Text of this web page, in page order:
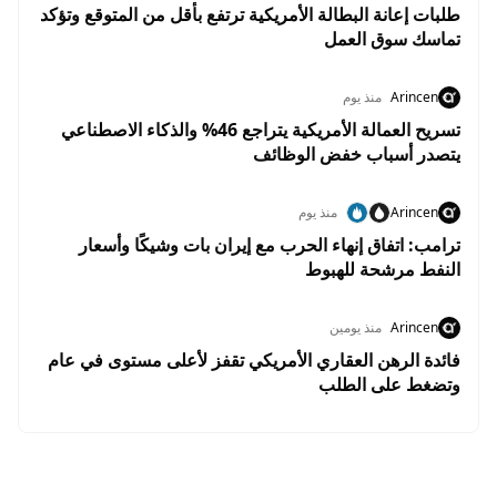
طلبات إعانة البطالة الأمريكية ترتفع بأقل من المتوقع وتؤكد
تماسك سوق العمل
Arincen منذ يوم
تسريح العمالة الأمريكية يتراجع 46% والذكاء الاصطناعي
يتصدر أسباب خفض الوظائف
Arincen منذ يوم
ترامب: اتفاق إنهاء الحرب مع إيران بات وشيكًا وأسعار
النفط مرشحة للهبوط
Arincen منذ يومين
فائدة الرهن العقاري الأمريكي تقفز لأعلى مستوى في عام
وتضغط على الطلب